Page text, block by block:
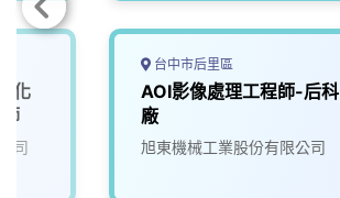
化
司
台中市后里區
AOI影像處理工程師-后科
廠
旭東機械工業股份有限公司